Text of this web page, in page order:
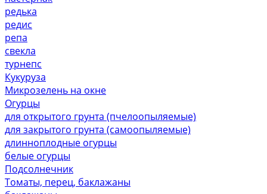
редька
редис
репа
свекла
турнепс
Кукуруза
Микрозелень на окне
Огурцы
для открытого грунта (пчелоопыляемые)
для закрытого грунта (самоопыляемые)
длинноплодные огурцы
белые огурцы
Подсолнечник
Томаты, перец, баклажаны